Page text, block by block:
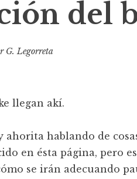
del
G. Legorreta
llegan akí.
ahorita hablando de
en ésta página, pero
se irán adecuando